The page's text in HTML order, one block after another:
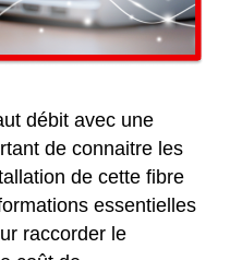
débit avec une
de connaitre les
de cette fibre
essentielles
raccorder le